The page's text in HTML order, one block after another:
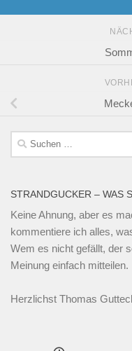
Suchen
nach:
STRANDGUCKER – WAS
Keine Ahnung, aber es
kommentiere ich alles,
Wem es nicht gefällt, der
Meinung einfach mitteilen.
Herzlichst Thomas